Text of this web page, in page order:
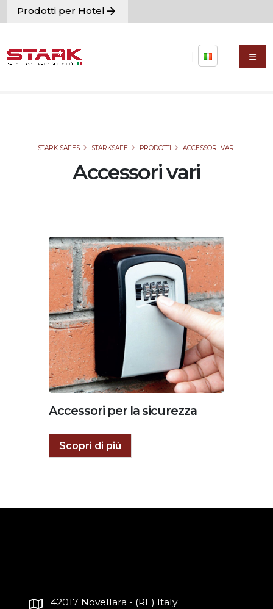
Prodotti per Hotel
STARK SAFES STARKSAFE PRODOTTI ACCESSORI VARI
Accessori vari
Accessori per la sicurezza
Scopri di più
42017 Novellara - (RE) Italy